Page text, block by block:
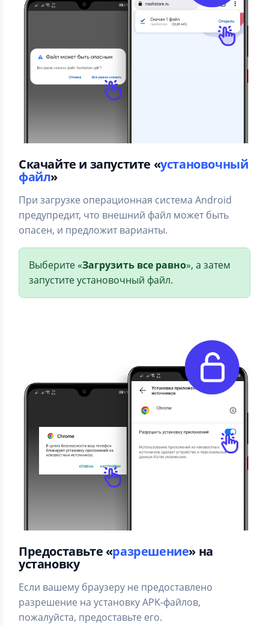
Скачайте и запустите «установочный
файл»
При загрузке операционная система Android
предупредит, что внешний файл может быть
опасен, и предложит варианты.
Выберите «Загрузить все равно», а затем
запустите установочный файл.
Предоставьте «разрешение» на
установку
Если вашему браузеру не предоставлено
разрешение на установку APK-файлов,
пожалуйста, предоставьте его.